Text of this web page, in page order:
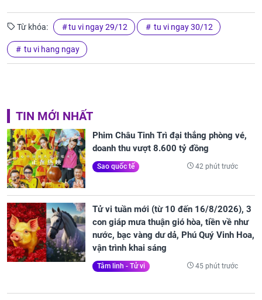
Từ khóa: tu vi ngay 29/12 tu vi ngay 30/12
tu vi hang ngay
TIN MỚI NHẤT
Phim Châu Tinh Trì đại thắng phòng vé,
doanh thu vượt 8.600 tỷ đồng
Sao quốc tế 42 phút trước
Tử vi tuần mới (từ 10 đến 16/8/2026), 3
con giáp mưa thuận gió hòa, tiền về như
nước, bạc vàng dư dả, Phú Quý Vinh Hoa,
vận trình khai sáng
Tâm linh - Tử vi 45 phút trước